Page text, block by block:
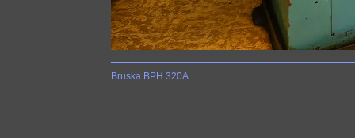
Bruska BPH 320A